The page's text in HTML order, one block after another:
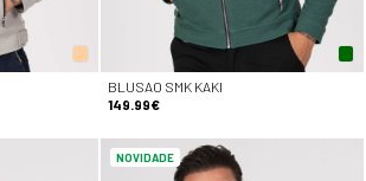
BLUSAO SMK KAKI
149.99€
NOVIDADE